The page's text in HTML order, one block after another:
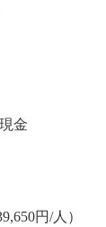
金
円/人）